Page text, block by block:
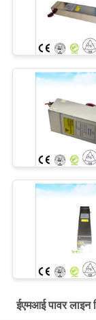
ईएमआई पावर लाइन